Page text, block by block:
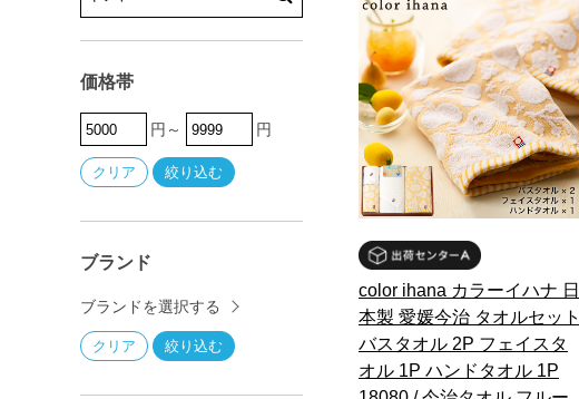
価格帯
円～ 円
ブランド
ブランドを選択する
color ihana カラーイハナ 日
本製 愛媛今治 タオルセット
バスタオル 2P フェイスタ
オル 1P ハンドタオル 1P